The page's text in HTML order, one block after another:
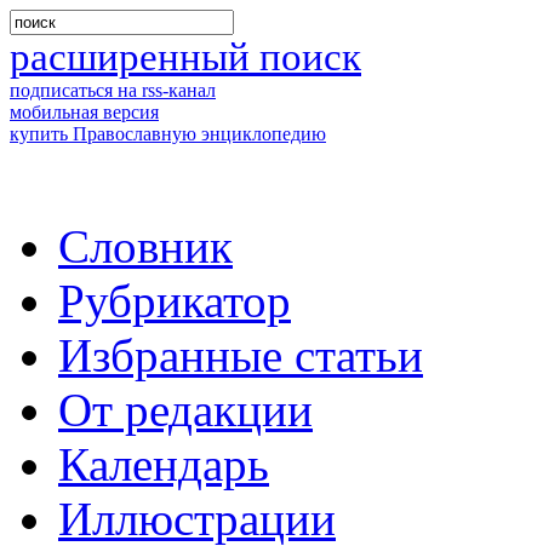
расширенный поиск
подписаться на rss-канал
мобильная версия
купить Православную энциклопедию
Словник
Рубрикатор
Избранные статьи
От редакции
Календарь
Иллюстрации